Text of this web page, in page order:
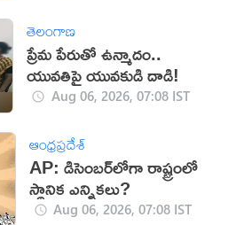
తెలంగాణ
ప్రేమ పేరుతో ఉన్మాదం..
యువతిపై యువకుడి దాడి!
Aug 06, 2026, 07:08 IST
ఆంధ్రప్రదేశ్
AP: డిసెంబర్‌లోగా రాష్ట్రంలో
స్థానిక ఎన్నికలు?
Aug 06, 2026, 07:08 IST